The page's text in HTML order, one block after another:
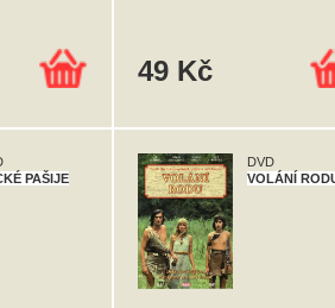
49 Kč
PAŠIJE
DVD
VOLÁNÍ